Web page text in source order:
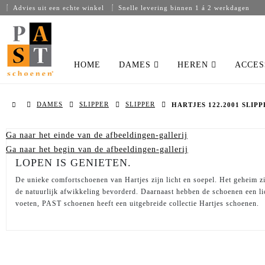
Advies uit een echte winkel Snelle levering binnen 1 á 2 werkdagen
HOME DAMES HEREN
DAMES SLIPPER SLIPPER HARTJES 122.2001
Ga naar het einde van de afbeeldingen-gallerij
Ga naar het begin van de afbeeldingen-gallerij
LOPEN IS GENIETEN.
De unieke comfortschoenen van Hartjes zijn licht en soepel. Het geheim
de natuurlijk afwikkeling bevorderd. Daarnaast hebben de schoenen
voeten, PAST schoenen heeft een uitgebreide collectie Hartjes schoenen.